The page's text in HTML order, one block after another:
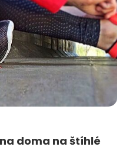
doma na štíhlé